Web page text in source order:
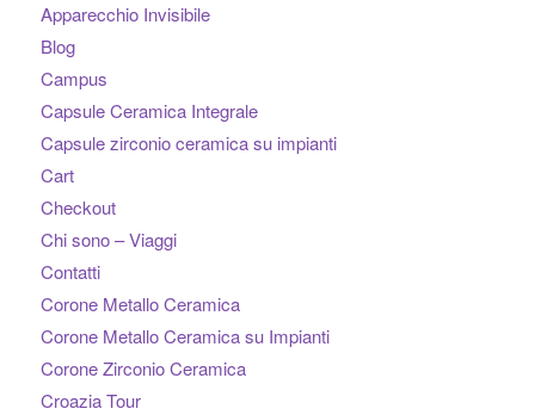
Apparecchio Invisibile
Blog
Campus
Capsule Ceramica Integrale
Capsule zirconio ceramica su impianti
Cart
Checkout
Chi sono – Viaggi
Contatti
Corone Metallo Ceramica
Corone Metallo Ceramica su Impianti
Corone Zirconio Ceramica
Croazia Tour